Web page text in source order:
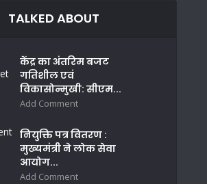
TALKED ABOUT
केंद्र का अंतरिम बजट
गतिशील एवं
विकासोन्मुखी: सीएम...
Add Comment
नियुक्ति पत्र वितरण :
मुख्यमंत्री ने लोक सेवा
आयोग...
Add Comment